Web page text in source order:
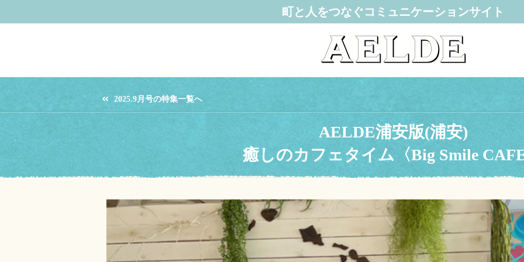
町と人をつなぐコミュニケーションサイト
2025.9月号の特集一覧へ
AELDE浦安版(浦安)
癒しのカフェタイム〈Big Smile